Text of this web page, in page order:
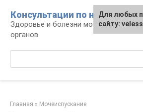
контенту
Консультации по нефрологии
Здоровье и болезни
органов
Главная » Мочеиспускание
Для любых
сайту: